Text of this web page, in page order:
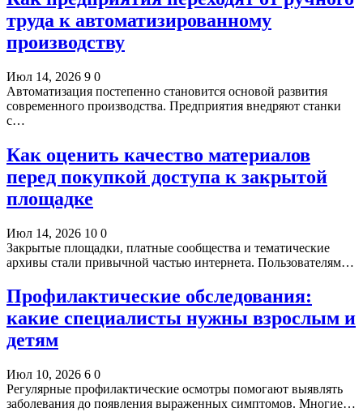
труда к автоматизированному
производству
Июл 14, 2026 9 0
Автоматизация постепенно становится основой развития
современного производства. Предприятия внедряют станки
с…
Как оценить качество материалов
перед покупкой доступа к закрытой
площадке
Июл 14, 2026 10 0
Закрытые площадки, платные сообщества и тематические
архивы стали привычной частью интернета. Пользователям…
Профилактические обследования:
какие специалисты нужны взрослым и
детям
Июл 10, 2026 6 0
Регулярные профилактические осмотры помогают выявлять
заболевания до появления выраженных симптомов. Многие…